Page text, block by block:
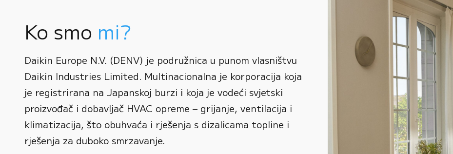
Ko smo mi?
Daikin Europe N.V. (DENV) je podružnica u punom vlasništvu
Daikin Industries Limited. Multinacionalna je korporacija koja
je registrirana na Japanskoj burzi i koja je vodeći svjetski
proizvođač i dobavljač HVAC opreme – grijanje, ventilacija i
klimatizacija, što obuhvaća i rješenja s dizalicama topline i
rješenja za duboko smrzavanje.
0
1
2
3
4
0
1
2
3
0
1
2
0